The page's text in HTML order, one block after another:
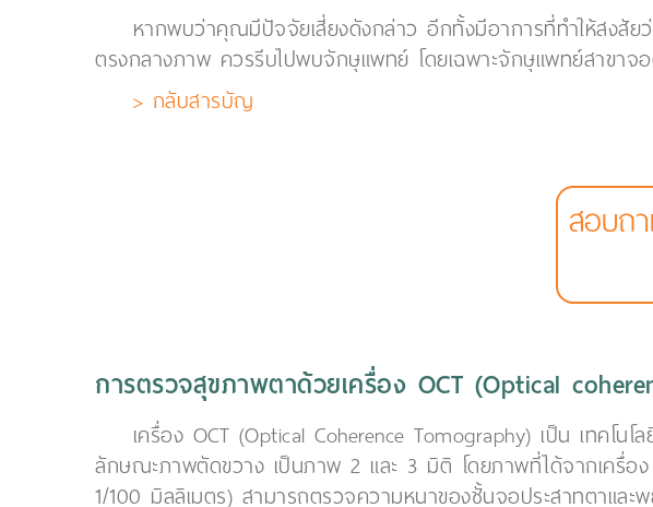
หากพบว่าคุณมีปัจจัยเสี่ยงดังกล่าว อีกทั้งมีอาการที่ทำให้สงสัย
ตรงกลางภาพ ควรรีบไปพบจักษุแพทย์ โดยเฉพาะจักษุแพทย์สาขาจ
> กลับสารบัญ
สอบถ
การตรวจสุขภาพตาด้วยเครื่อง OCT (Optical
เครื่อง OCT (Optical Coherence Tomography) เป็น เทคโ
ลักษณะภาพตัดขวาง เป็นภาพ 2 และ 3 มิติ โดยภาพที่ได้จากเครื่อง
1/100 มิลลิเมตร) สามารถตรวจความหนาของชั้นจอประสาทตาแล